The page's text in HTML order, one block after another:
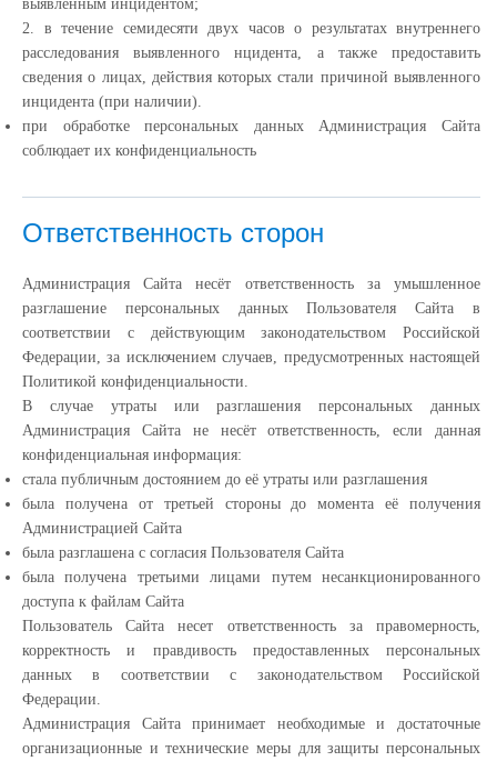
выявленным инцидентом;
2. в течение семидесяти двух часов о результатах внутреннего
расследования выявленного нцидента, а также предоставить
сведения о лицах, действия которых стали причиной выявленного
инцидента (при наличии).
при обработке персональных данных Администрация Сайта
соблюдает их конфиденциальность
Ответственность сторон
Администрация Сайта несёт ответственность за умышленное
разглашение персональных данных Пользователя Сайта в
соответствии с действующим законодательством Российской
Федерации, за исключением случаев, предусмотренных настоящей
Политикой конфиденциальности.
В случае утраты или разглашения персональных данных
Администрация Сайта не несёт ответственность, если данная
конфиденциальная информация:
cтала публичным достоянием до её утраты или разглашения
была получена от третьей стороны до момента её получения
Администрацией Сайта
была разглашена с согласия Пользователя Сайта
была получена третьими лицами путем несанкционированного
доступа к файлам Сайта
Пользователь Сайта несет ответственность за правомерность,
корректность и правдивость предоставленных персональных
данных в соответствии с законодательством Российской
Федерации.
Администрация Сайта принимает необходимые и достаточные
организационные и технические меры для защиты персональных